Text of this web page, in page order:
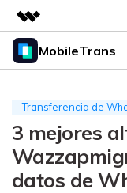
Productos destacados
Utilidades
Soluciones
Quiénes somos
Sala de prensa
MobileTrans
Para
Precios
Precios
Soporte
Transferencia de
3 mejores
datos de